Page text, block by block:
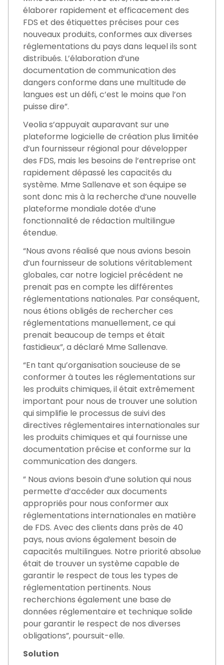
élaborer rapidement et efficacement des
FDS et des étiquettes précises pour ces
nouveaux produits, conformes aux diverses
réglementations du pays dans lequel ils sont
distribués. L’élaboration d’une
documentation de communication des
dangers conforme dans une multitude de
langues est un défi, c’est le moins que l’on
puisse dire”.
Veolia s’appuyait auparavant sur une
plateforme logicielle de création plus limitée
d’un fournisseur régional pour développer
des FDS, mais les besoins de l’entreprise ont
rapidement dépassé les capacités du
système. Mme Sallenave et son équipe se
sont donc mis à la recherche d’une nouvelle
plateforme mondiale dotée d’une
fonctionnalité de rédaction multilingue
étendue.
“Nous avons réalisé que nous avions besoin
d’un fournisseur de solutions véritablement
globales, car notre logiciel précédent ne
prenait pas en compte les différentes
réglementations nationales. Par conséquent,
nous étions obligés de rechercher ces
réglementations manuellement, ce qui
prenait beaucoup de temps et était
fastidieux”, a déclaré Mme Sallenave.
“En tant qu’organisation soucieuse de se
conformer à toutes les réglementations sur
les produits chimiques, il était extrêmement
important pour nous de trouver une solution
qui simplifie le processus de suivi des
directives réglementaires internationales sur
les produits chimiques et qui fournisse une
documentation précise et conforme sur la
communication des dangers.
” Nous avions besoin d’une solution qui nous
permette d’accéder aux documents
appropriés pour nous conformer aux
réglementations internationales en matière
de FDS. Avec des clients dans près de 40
pays, nous avions également besoin de
capacités multilingues. Notre priorité absolue
était de trouver un système capable de
garantir le respect de tous les types de
réglementation pertinents. Nous
recherchions également une base de
données réglementaire et technique solide
pour garantir le respect de nos diverses
obligations”, poursuit-elle.
Solution